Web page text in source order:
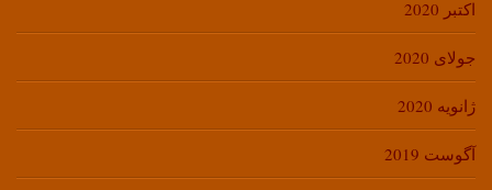
اکتبر 2020
جولای 2020
ژانویه 2020
آگوست 2019